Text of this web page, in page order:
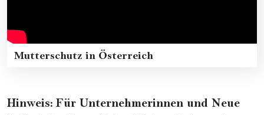
Mutterschutz in Österreich
Hinweis: Für Unternehmerinnen und Neue